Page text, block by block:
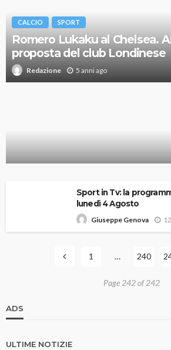
CALCIO SPORT
Romero Lukaku al Chelsea.
proposta del club Londinese
Redazione 5 anni ago
Sport in Tv: la
lunedì 4 Agosto
Giuseppe Genova
1 … 240
Page 242 of 242
ADS
ULTIME NOTIZIE